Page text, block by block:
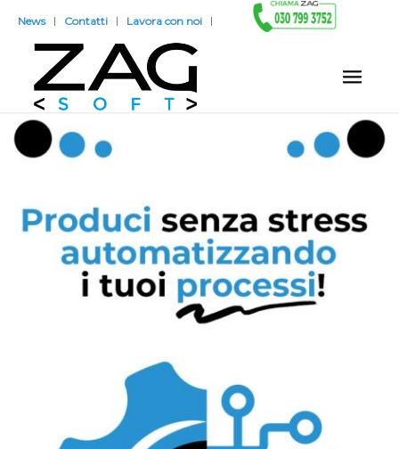
News Contatti Lavora con noi